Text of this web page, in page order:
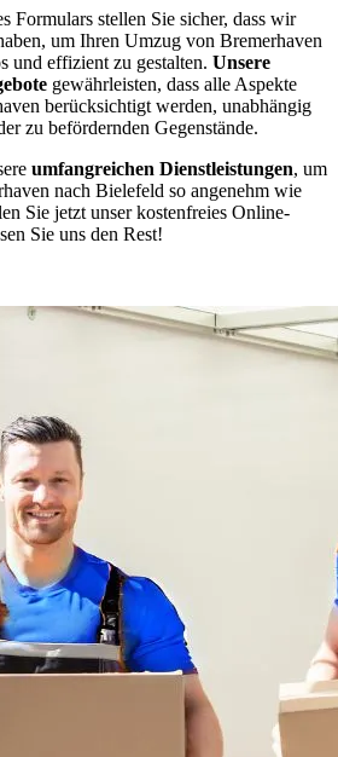
Formulars stellen Sie sicher, dass wir
um Ihren Umzug von Bremerhaven
und effizient zu gestalten. Unsere
gewährleisten, dass alle Aspekte
berücksichtigt werden, unabhängig
zu befördernden Gegenstände.
umfangreichen Dienstleistungen, um
nach Bielefeld so angenehm wie
Sie jetzt unser kostenfreies Online-
Sie uns den Rest!